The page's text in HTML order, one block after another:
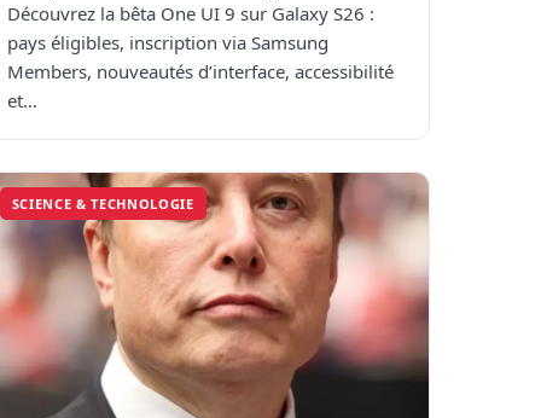
Découvrez la bêta One UI 9 sur Galaxy S26 :
pays éligibles, inscription via Samsung
Members, nouveautés d’interface, accessibilité
et…
SCIENCE & TECHNOLOGIE